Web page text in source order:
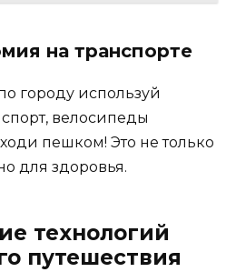
на транспорте
городу используй
велосипеды
пешком! Это не только
для здоровья.
технологий
путешествия